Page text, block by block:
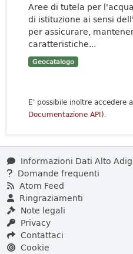
Aree di tutela per
di istituzione ai sensi
per assicurare,
caratteristiche...
Geocatalogo
E' possibile inoltre accedere
Documentazione API).
Informazioni Dati Alto
Domande frequenti
Atom Feed
Ringraziamenti
Note legali
Privacy
Contattaci
Cookie